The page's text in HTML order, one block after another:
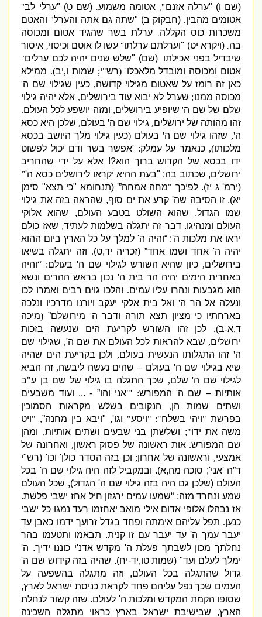
שם ו) "ערלה אזנם", אטומה משמוע.
( שם ט ) "ערלי לב"
אטומים מהבין.
( חבקוק ב ) "שתה גם אתה והערל"והאטם
משכרות כוס הקללה.ערלת בשר שהגיד אטום ומכוסה
בה.
(ויקרא יט ) "וערלתם ערלתו"עשו לו אוטם וכיסוי,איסור
שיבדיל בפני אכילתו.
( שם) "שלש שנים יהיה לכם ערלים"
אטום ומכוסה ומובדל מלאכלו' (רש"י;שמות ו,יב).ממילא
כאן זה רומז על שאטום מגילוי קדושה,כעין שגילוי שם ה
מכוסה ממנו;שערל לא יבוא עוד בירושלים,אלא יהיה גילוי
שלם של שם ה 'שיופיע בירושלים,ומזה יושפע לכל העולם.
זהו מהותה של ירושלים,גילוי שם ה 'בעולם,שלכן היא כסא
',שזהו גילוי שם ה 'בעולם(כעין גילוי מלך היושב בכסא
מלכותו),כנאמר על עמלק: 'אפשר בשר ודם יכול לפשוט
ידו בכסא של הקדוש ברוך הוא?! אלא על ידי שהחריב
ירושלים,שכתוב בה: "בעת ההיא יקראו לירושלים כסא ה'
”
ירמ'ג יז).לפיכך"מחה אמחה”' (תנחומא"כי תצא"סימן
).זו הסיבה שה'קרע את ים סוף,שהראה בזה את גילוי
שמו הגדול,שהוא השולט בטבע העולם,שהוא אלוקי
העולם ומנהיגו.דבר זה יתגלה בשלמות לעתיד,שאז כולם
יראו את מלכות ה': “והיה ה 'למלך על כל הארץ ביום ההוא
יהיה ה 'אחד ושמו אחד”(זכריה יד ,ט)
.וזה יתגלה בשיאו
בירושלים,כיון שהיא השורש לגילוי שם ה 'בעולם: “והיה
באחרית הימים יהיה הר בית ה 'נכון בראש ההרים ונשא
הוא מגבעות ונהרו עליו עמים.והלכו גוים רבים ואמרו לכו
ונעלה אל הר ה 'ואל בית אלקי יעקב ויורנו מדרכיו ונלכה
בארחתיו כי מציון תצא תורה ודבר ה 'מירושלם”(מיכה
א-ב).לכן זהו השורש לקריעת הים שנעשה בזכות
ירושלים,שבא להראות לכל העולם את שם ה ',שגילוי שם
'זהו התגלותו הנעשית בעולם,ולכן בקריעת הים שהיה
שיא בגילוי שם ה 'בעולם – שהים נעשה ליבשה,זה הביא
לגילוי שם ה 'שלם,שכך התגלה בו גילוי של שם בן ע "ב
אותיות – שם ה 'המפורש: '" אני והו”- ...ועוד משבעים
ושתים שמות הן
,הנקובים בשלש מקראות הסמוכין
בפרשת"ויהי בשלח": "ויסע"וגו ', "ויבא בין מחנה”, "ויט
משה את ידו";ושלשתן בני שבעים ושתים אותיות,ומהן
שם המפורש.אות ראשונה של פסוק ראשון,ואחרונה של
אמצעי,וראשונה של אחרון;וכן בזה הסדר כולן'וכו' (רש"י
ד”ה'אני';סוכה מה,א).ובמקביל לזה היה גילוי שם ה 'בכל
העולם(שלכן גם היה בזה גילוי שם ה 'הגדול),שכל העולם
שמע ונחרד מזה: “שמעו עמים ירגזון חיל אחז ישבי פלשת.
אז נבהלו אלופי אדום אילי מואב יאחזמו רעד נמגו כל ישבי
כנען. תפל עליהם אימתה ופחד בגדל זרועך ידמו כאבן עד
יעבר עמך ה 'עד יעבר עם זו קנית.תבאמו ותטעמו בהר
נחלתך מכון לשבתך פעלת ה 'מקדש אדנ'י כוננו ידיך.ה
ימלך לעלם ועד" (שמות טו ,יד-יח).שהיה בזה קידוש שם ה
גדול שהתגלה בכל העולם,וזה מתגלה בהשפעה על
העמים שכך נפל עליהם פחד לקראת כניסת ישראל לארץ,
שסופו הקמת המקדש ומלכות ה'לעולם.שזה קשור לנחלת
הארץ,שבישיבת ישראל בארץ כראוי מתגלה השכינה